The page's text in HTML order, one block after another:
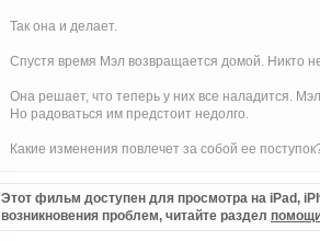
Так она и делает.
Спустя время Мэл возвращается домой. Никто
Она решает, что теперь у них все наладится.
Но радоваться им предстоит недолго.
Какие изменения повлечет за собой ее
Этот фильм доступен для просмотра на iPad,
возникновения проблем, читайте раздел